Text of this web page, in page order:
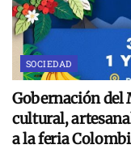
SOCIEDAD
Gobernación del
cultural,
a la feria